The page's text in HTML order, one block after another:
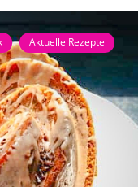
Aktuelle Rezepte